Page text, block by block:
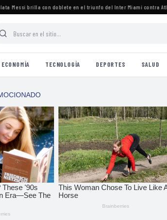
·Messi brilla con doblete en el triunfo del Inter Miami contra
ECONOMÍA TECNOLOGÍA DEPORTES SALUD